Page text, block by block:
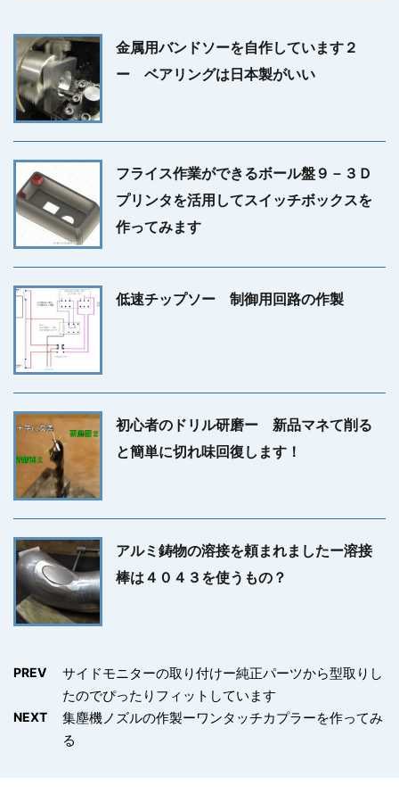
金属用バンドソーを自作しています２
ー ベアリングは日本製がいい
フライス作業ができるボール盤９－３Ｄ
プリンタを活用してスイッチボックスを
作ってみます
低速チップソー 制御用回路の作製
初心者のドリル研磨ー 新品マネて削る
と簡単に切れ味回復します！
アルミ鋳物の溶接を頼まれましたー溶接
棒は４０４３を使うもの？
PREV
サイドモニターの取り付けー純正パーツから型取りし
たのでぴったりフィットしています
NEXT
集塵機ノズルの作製ーワンタッチカプラーを作ってみ
る